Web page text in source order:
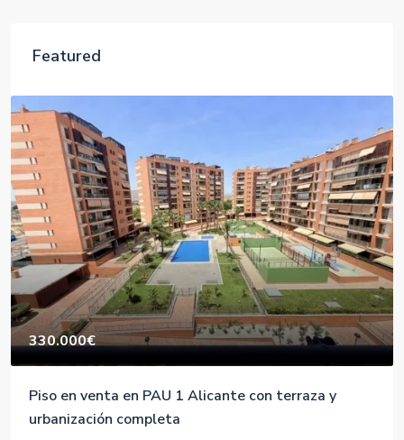
Featured
330.000€
Piso en venta en PAU 1 Alicante con terraza y
urbanización completa